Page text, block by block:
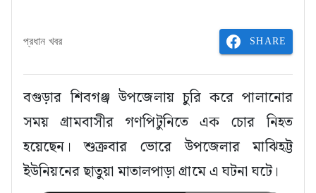
প্রধান খবর SHARE
বগুড়ার শিবগঞ্জ উপজেলায় চুরি করে পালানোর
সময় গ্রামবাসীর গণপিটুনিতে এক চোর নিহত
হয়েছেন। শুক্রবার ভোরে উপজেলার মাঝিহট্ট
ইউনিয়নের ছাতুয়া মাতালপাড়া গ্রামে এ ঘটনা ঘটে।